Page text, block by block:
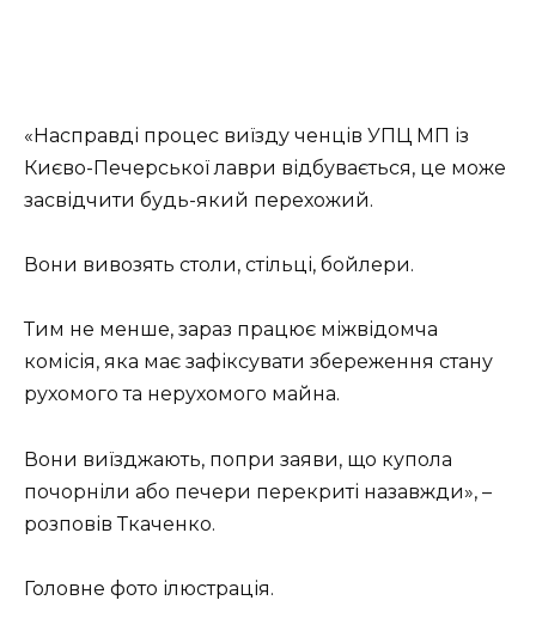
«Насправді процес виїзду ченців УПЦ МП із
Києво-Печерської лаври відбувається, це може
засвідчити будь-який перехожий.
Вони вивозять столи, стільці, бойлери.
Тим не менше, зараз працює міжвідомча
комісія, яка має зафіксувати збереження стану
рухомого та нерухомого майна.
Вони виїзджають, попри заяви, що купола
почорніли або печери перекриті назавжди», –
розповів Ткаченко.
Головне фото ілюстрація.